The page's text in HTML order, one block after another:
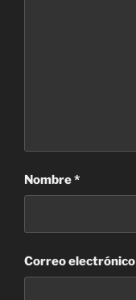
Nombre*
Correo electrónico